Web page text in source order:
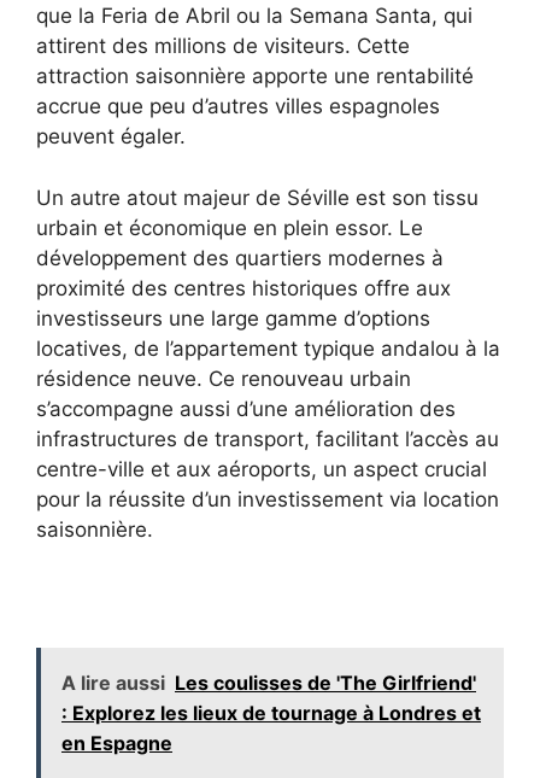
que la Feria de Abril ou la Semana Santa, qui
attirent des millions de visiteurs. Cette
attraction saisonnière apporte une rentabilité
accrue que peu d’autres villes espagnoles
peuvent égaler.
Un autre atout majeur de Séville est son tissu
urbain et économique en plein essor. Le
développement des quartiers modernes à
proximité des centres historiques offre aux
investisseurs une large gamme d’options
locatives, de l’appartement typique andalou à la
résidence neuve. Ce renouveau urbain
s’accompagne aussi d’une amélioration des
infrastructures de transport, facilitant l’accès au
centre-ville et aux aéroports, un aspect crucial
pour la réussite d’un investissement via location
saisonnière.
A lire aussi Les coulisses de 'The Girlfriend'
: Explorez les lieux de tournage à Londres et
en Espagne